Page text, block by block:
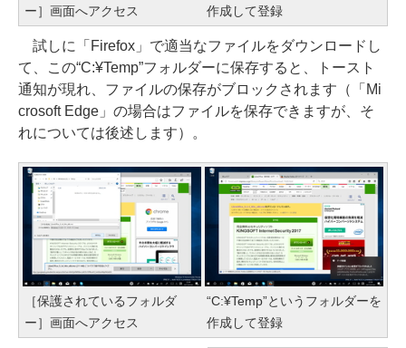
ー］画面へアクセス 作成して登録
試しに「Firefox」で適当なファイルをダウンロードし
て、この“C:¥Temp”フォルダーに保存すると、トースト
通知が現れ、ファイルの保存がブロックされます（「Mi
crosoft Edge」の場合はファイルを保存できますが、そ
れについては後述します）。
［保護されているフォルダ
ー］画面へアクセス
“C:¥Temp”というフォルダーを
作成して登録